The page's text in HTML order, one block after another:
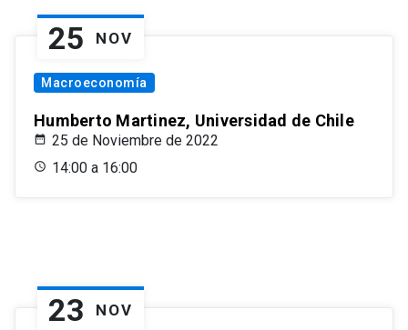
25 NOV
Macroeconomía
Humberto Martinez, Universidad de Chile
25 de Noviembre de 2022
14:00 a 16:00
23 NOV